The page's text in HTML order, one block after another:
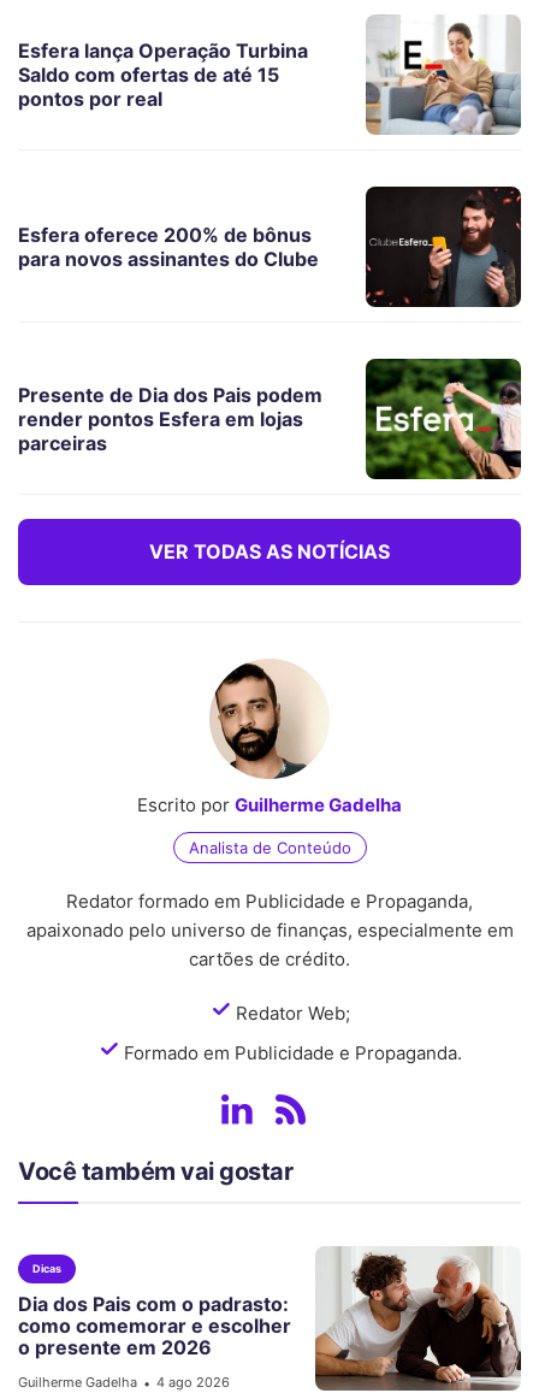
Esfera lança Operação Turbina
Saldo com ofertas de até 15
pontos por real
Esfera oferece 200% de bônus
para novos assinantes do Clube
Presente de Dia dos Pais podem
render pontos Esfera em lojas
parceiras
VER TODAS AS NOTÍCIAS
Escrito por Guilherme Gadelha
Analista de Conteúdo
Redator formado em Publicidade e Propaganda,
apaixonado pelo universo de finanças, especialmente em
cartões de crédito.
Redator Web;
Formado em Publicidade e Propaganda.
Você também vai gostar
Dicas
Dia dos Pais com o padrasto:
como comemorar e escolher
o presente em 2026
Guilherme Gadelha • 4 ago 2026